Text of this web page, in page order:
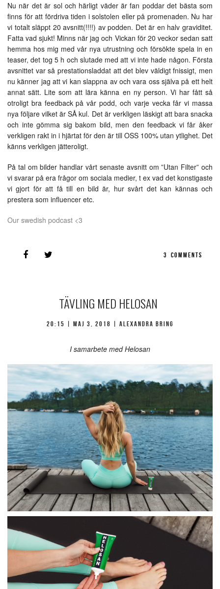
Nu när det är sol och härligt väder är fan poddar det bästa som
finns för att fördriva tiden i solstolen eller på promenaden. Nu har
vi totalt släppt 20 avsnitt(!!!!) av podden. Det är en halv graviditet.
Fatta vad sjukt! Minns när jag och Vickan för 20 veckor sedan satt
hemma hos mig med vår nya utrustning och försökte spela in en
teaser, det tog 5 h och slutade med att vi inte hade någon. Första
avsnittet var så prestationsladdat att det blev väldigt fnissigt, men
nu känner jag att vi kan slappna av och vara oss själva på ett helt
annat sätt. Lite som att lära känna en ny person. Vi har fått så
otroligt bra feedback på vår podd, och varje vecka får vi massa
nya följare vilket är SÅ kul. Det är verkligen läskigt att bara snacka
och inte gömma sig bakom bild, men den feedback vi får åker
verkligen rakt in i hjärtat för den är till OSS 100% utan ytlighet. Det
känns verkligen jätteroligt.
På tal om bilder handlar vårt senaste avsnitt om ”Utan Filter” och
vi svarar på era frågor om sociala medier, t ex vad det konstigaste
vi gjort för att få till en bild är, hur svårt det kan kännas och
prestera som influencer etc.
Our swedish podcast <3
3 COMMENTS
TÄVLING MED HELOSAN
20:15 | maj 3, 2018 | Alexandra Bring
I samarbete med Helosan